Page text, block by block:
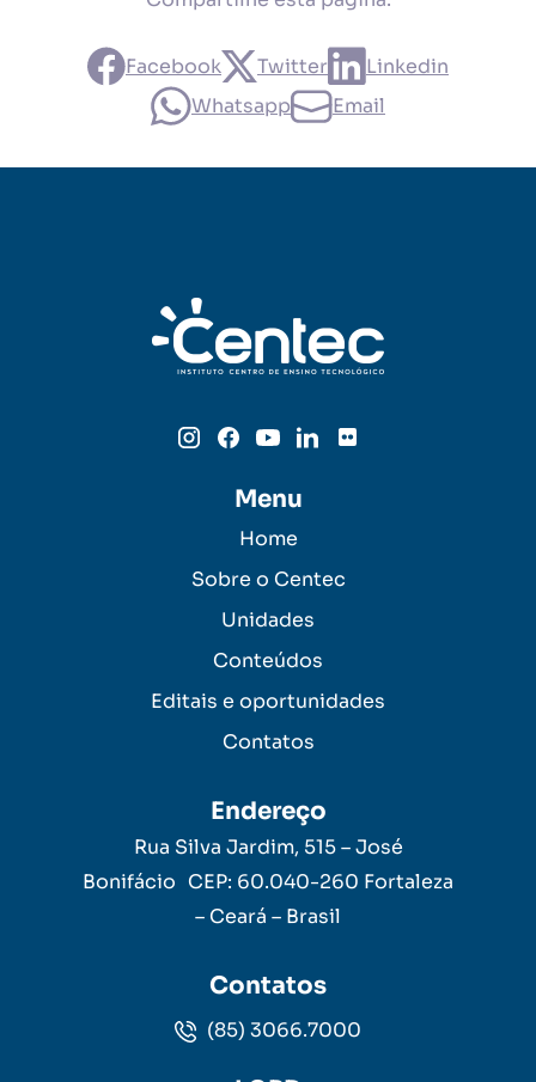
Facebook Twitter
Linkedin
Whatsapp
Email
Menu
Home
Sobre o Centec
Unidades
Conteúdos
Editais e oportunidades
Contatos
Endereço
Rua Silva Jardim, 515 – José
Bonifácio CEP: 60.040-260 Fortaleza
– Ceará – Brasil
Contatos
(85) 3066.7000